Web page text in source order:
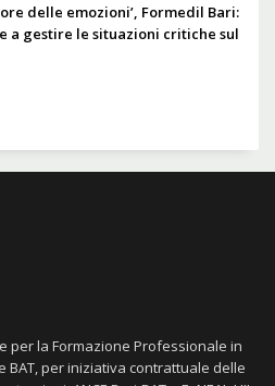
delle emozioni’, Formedil Bari:
a gestire le situazioni critiche sul
per la Formazione Professionale in
BAT, per iniziativa contrattuale delle